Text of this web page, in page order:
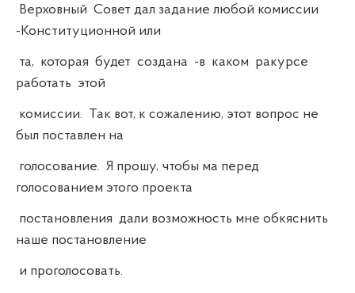
Верховный Совет дал задание любой комиссии
-Конституционной или
та, которая будет создана -в каком ракурсе
работать этой
комиссии. Так вот, к сожалению, этот вопрос не
был поставлен на
голосование. Я прошу, чтобы ма перед
голосованием этого проекта
постановления дали возможность мне обкяснить
наше постановление
и проголосовать.